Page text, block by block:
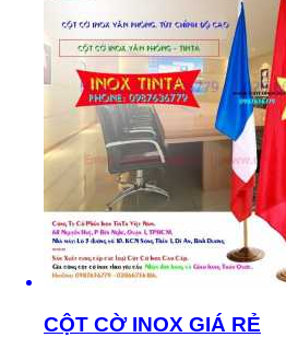
CỘT CỜ INOX GIÁ RẺ